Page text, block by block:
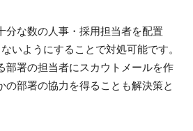
分な数の人事・採用担当者を配置
いようにすることで対処可能です。
部署の担当者にスカウトメールを作
の部署の協力を得ることも解決策と